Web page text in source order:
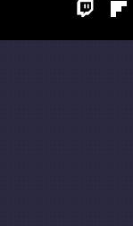
Twitch